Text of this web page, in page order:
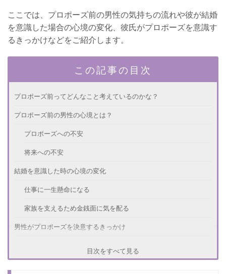
ここでは、プロポーズ前の男性の気持ちの流れや彼が結婚
を意識した場合の心境の変化、彼氏がプロポーズを意識す
るきっかけなどをご紹介します。
この記事の目次
プロポーズ前ってどんなこと考えているのかな？
プロポーズ前の男性の心境とは？
プロポーズへの不安
将来への不安
結婚を意識した時の心境の変化
仕事に一生懸命になる
家族を支えるため金銭面に気を配る
男性がプロポーズを決意するきっかけ
目次をすべて見る